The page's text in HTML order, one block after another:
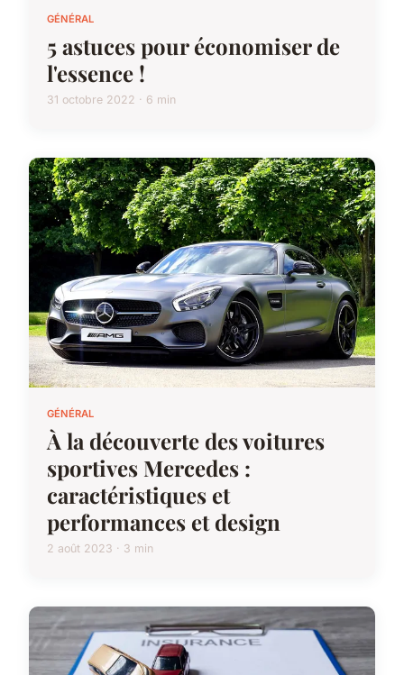
GÉNÉRAL
5 astuces pour économiser de
l'essence !
31 octobre 2022 · 6 min
GÉNÉRAL
À la découverte des voitures
sportives Mercedes :
caractéristiques et
performances et design
2 août 2023 · 3 min